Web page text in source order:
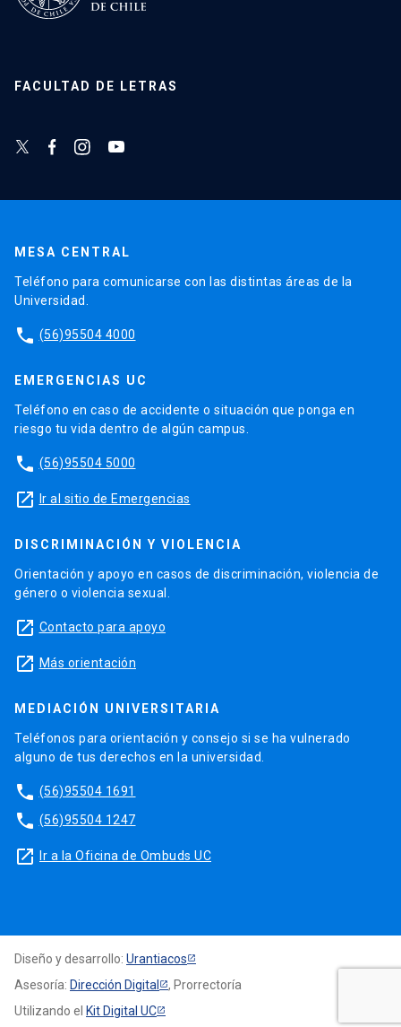
FACULTAD DE LETRAS
MESA CENTRAL
Teléfono para comunicarse con las distintas áreas de la
Universidad.
phone (56)95504 4000
EMERGENCIAS UC
Teléfono en caso de accidente o situación que ponga en
riesgo tu vida dentro de algún campus.
phone (56)95504 5000
launch Ir al sitio de Emergencias
DISCRIMINACIÓN Y VIOLENCIA
Orientación y apoyo en casos de discriminación, violencia de
género o violencia sexual.
launch Contacto para apoyo
launch Más orientación
MEDIACIÓN UNIVERSITARIA
Teléfonos para orientación y consejo si se ha vulnerado
alguno de tus derechos en la universidad.
phone (56)95504 1691
phone (56)95504 1247
launch Ir a la Oficina de Ombuds UC
Diseño y desarrollo: Urantiacos
Asesoría: Dirección Digital
, Prorrectoría
Utilizando el Kit Digital UC